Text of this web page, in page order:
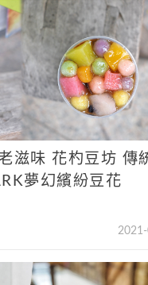
滋味 花杓豆坊 傳
夢幻繽紛豆花